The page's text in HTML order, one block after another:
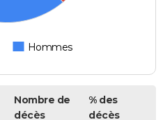
Hommes
Nombre de
décès
% des
décès